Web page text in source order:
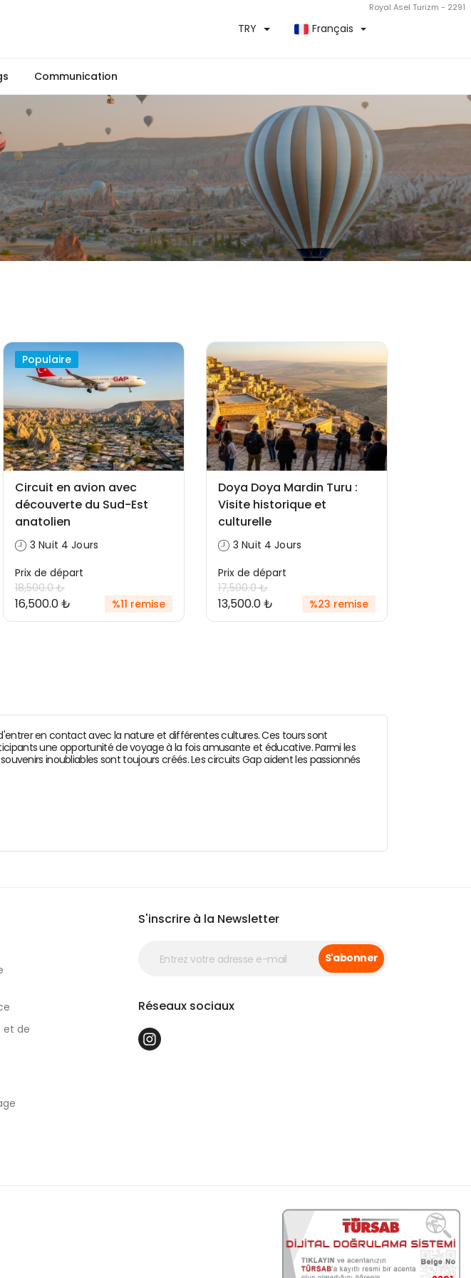
Royal Asel Turizm - 2291
TRY Français
Communication
Populaire
Circuit en avion avec
découverte du Sud-Est
anatolien
3 Nuit 4 Jours
Prix ​​de départ
18,500.0 ₺
16,500.0 ₺ %11 remise
Doya Doya Mardin Turu :
Visite historique et
culturelle
3 Nuit 4 Jours
Prix ​​de départ
17,500.0 ₺
13,500.0 ₺ %23 remise
en contact avec la nature et différentes cultures. Ces tours sont
une opportunité de voyage à la fois amusante et éducative. Parmi les
inoubliables sont toujours créés. Les circuits Gap aident les passionnés
et de
S'inscrire à la Newsletter
S'abonner
Réseaux sociaux